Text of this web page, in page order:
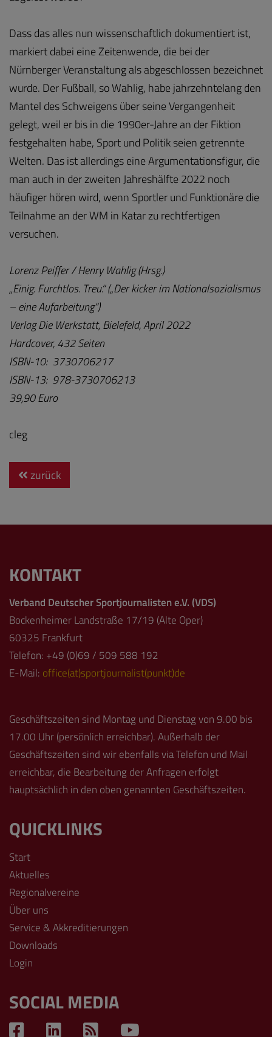
Dass das alles nun wissenschaftlich dokumentiert ist,
markiert dabei eine Zeitenwende, die bei der
Nürnberger Veranstaltung als abgeschlossen bezeichnet
wurde. Der Fußball, so Wahlig, habe jahrzehntelang den
Mantel des Schweigens über seine Vergangenheit
gelegt, weil er bis in die 1990er-Jahre an der Fiktion
festgehalten habe, Sport und Politik seien getrennte
Welten. Das ist allerdings eine Argumentationsfigur, die
man auch in der zweiten Jahreshälfte 2022 noch
häufiger hören wird, wenn Sportler und Funktionäre die
Teilnahme an der WM in Katar zu rechtfertigen
versuchen.
Lorenz Peiffer / Henry Wahlig (Hrsg.)
„Einig. Furchtlos. Treu.“ („Der kicker im Nationalsozialismus
– eine Aufarbeitung“)
Verlag Die Werkstatt, Bielefeld, April 2022
Hardcover, 432 Seiten
ISBN-10: ‎ 3730706217
ISBN-13: ‎ 978-3730706213
39,90 Euro
cleg
zurück
KONTAKT
Verband Deutscher Sportjournalisten e.V. (VDS)
Bockenheimer Landstraße 17/19 (Alte Oper)
60325 Frankfurt
Telefon: +49 (0)69 / 509 588 192
E-Mail: office(at)sportjournalist(punkt)de
Geschäftszeiten sind Montag und Dienstag von 9.00 bis
17.00 Uhr (persönlich erreichbar). Außerhalb der
Geschäftszeiten sind wir ebenfalls via Telefon und Mail
erreichbar, die Bearbeitung der Anfragen erfolgt
hauptsächlich in den oben genannten Geschäftszeiten.
QUICKLINKS
Start
Aktuelles
Regionalvereine
Über uns
Service & Akkreditierungen
Downloads
Login
SOCIAL MEDIA